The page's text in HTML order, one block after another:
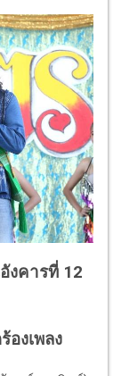
งคารที่ 12
องเพลง